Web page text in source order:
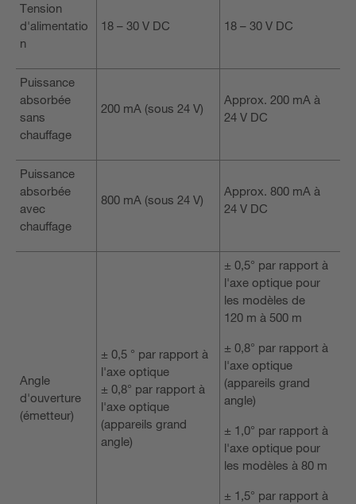
Tension
d'alimentatio
n
18 – 30 V DC 18 – 30 V DC
Puissance
absorbée
sans
chauffage
200 mA (sous 24 V)
Approx. 200 mA à
24 V DC
Puissance
absorbée
avec
chauffage
800 mA (sous 24 V)
Approx. 800 mA à
24 V DC
Angle
d'ouverture
(émetteur)
± 0,5 ° par rapport à
l'axe optique
± 0,8° par rapport à
l'axe optique
(appareils grand
angle)
± 0,5° par rapport à
l'axe optique pour
les modèles de
120 m à 500 m
± 0,8° par rapport à
l'axe optique
(appareils grand
angle)
± 1,0° par rapport à
l'axe optique pour
les modèles à 80 m
± 1,5° par rapport à